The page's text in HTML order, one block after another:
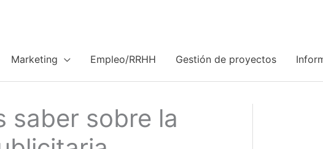
Marketing Empleo/RRHH Gestión de proyectos
saber sobre la